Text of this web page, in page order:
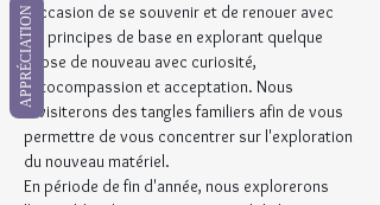
l'occasion de se souvenir et de renouer avec
les principes de base en explorant quelque
chose de nouveau avec curiosité,
autocompassion et acceptation. Nous
revisiterons des tangles familiers afin de vous
permettre de vous concentrer sur l'exploration
du nouveau matériel.
En période de fin d'année, nous explorerons
APPRÉCIATION